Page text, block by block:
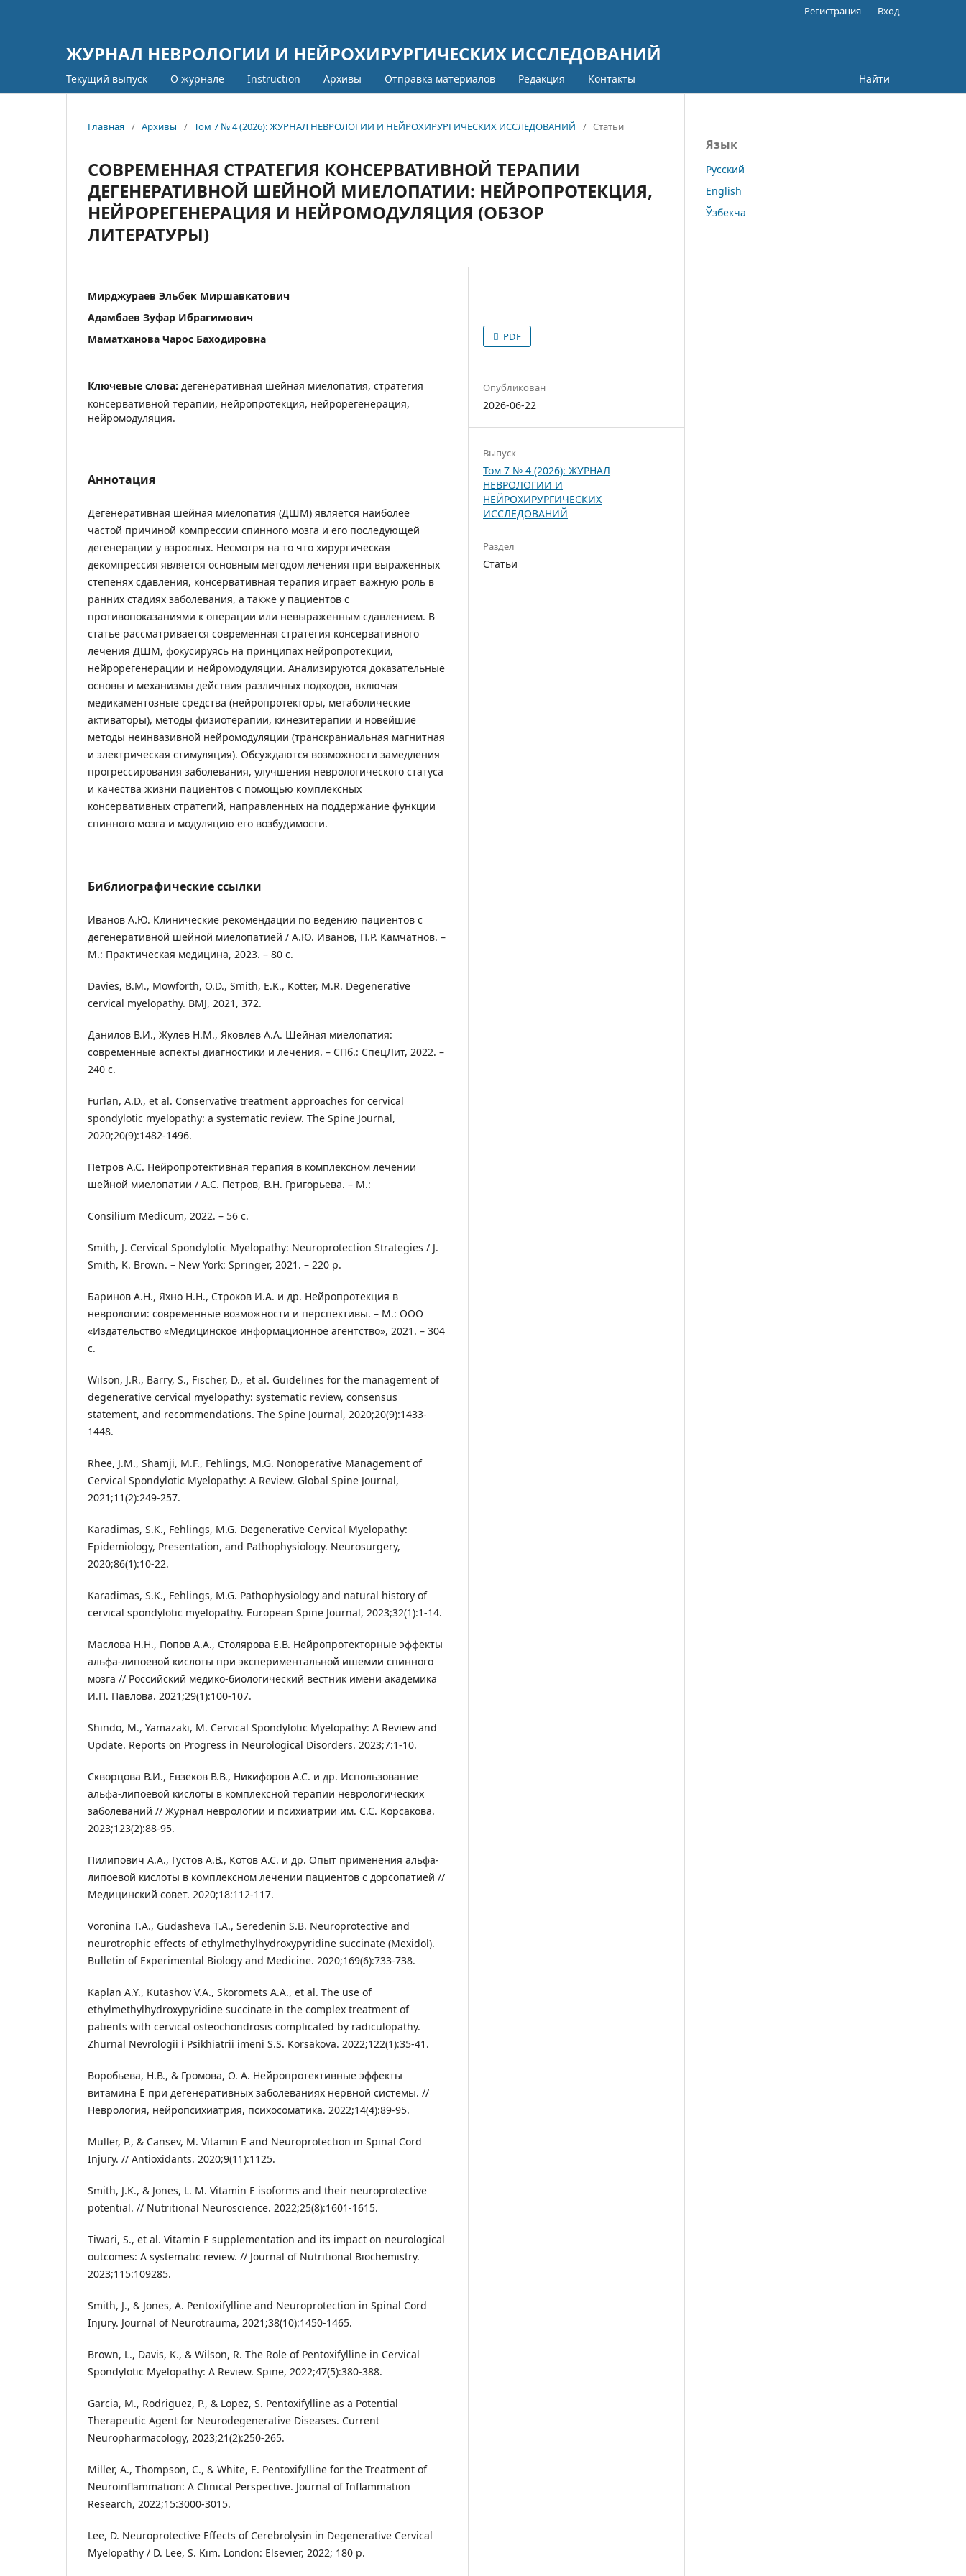
ЖУРНАЛ НЕВРОЛОГИИ И НЕЙРОХИРУРГИЧЕСКИХ ИССЛЕДОВАНИЙ
Текущий выпуск О журнале Instruction Архивы Отправка материалов Редакция Контакты Найти
Регистрация Вход
Главная / Архивы / Том 7 № 4 (2026): ЖУРНАЛ НЕВРОЛОГИИ И НЕЙРОХИРУРГИЧЕСКИХ ИССЛЕДОВАНИЙ / Статьи
СОВРЕМЕННАЯ СТРАТЕГИЯ КОНСЕРВАТИВНОЙ ТЕРАПИИ
ДЕГЕНЕРАТИВНОЙ ШЕЙНОЙ МИЕЛОПАТИИ: НЕЙРОПРОТЕКЦИЯ,
НЕЙРОРЕГЕНЕРАЦИЯ И НЕЙРОМОДУЛЯЦИЯ (ОБЗОР
ЛИТЕРАТУРЫ)
Мирджураев Эльбек Миршавкатович
Адамбаев Зуфар Ибрагимович
Маматханова Чарос Баходировна
Ключевые слова: дегенеративная шейная миелопатия, стратегия
консервативной терапии, нейропротекция, нейрорегенерация,
нейромодуляция.
Аннотация
Дегенеративная шейная миелопатия (ДШМ) является наиболее
частой причиной компрессии спинного мозга и его последующей
дегенерации у взрослых. Несмотря на то что хирургическая
декомпрессия является основным методом лечения при выраженных
степенях сдавления, консервативная терапия играет важную роль в
ранних стадиях заболевания, а также у пациентов с
противопоказаниями к операции или невыраженным сдавлением. В
статье рассматривается современная стратегия консервативного
лечения ДШМ, фокусируясь на принципах нейропротекции,
нейрорегенерации и нейромодуляции. Анализируются доказательные
основы и механизмы действия различных подходов, включая
медикаментозные средства (нейропротекторы, метаболические
активаторы), методы физиотерапии, кинезитерапии и новейшие
методы неинвазивной нейромодуляции (транскраниальная магнитная
и электрическая стимуляция). Обсуждаются возможности замедления
прогрессирования заболевания, улучшения неврологического статуса
и качества жизни пациентов с помощью комплексных
консервативных стратегий, направленных на поддержание функции
спинного мозга и модуляцию его возбудимости.
Библиографические ссылки
Иванов А.Ю. Клинические рекомендации по ведению пациентов с
дегенеративной шейной миелопатией / А.Ю. Иванов, П.Р. Камчатнов. –
М.: Практическая медицина, 2023. – 80 с.
Davies, B.M., Mowforth, O.D., Smith, E.K., Kotter, M.R. Degenerative
cervical myelopathy. BMJ, 2021, 372.
Данилов В.И., Жулев Н.М., Яковлев А.А. Шейная миелопатия:
современные аспекты диагностики и лечения. – СПб.: СпецЛит, 2022. –
240 с.
Furlan, A.D., et al. Conservative treatment approaches for cervical
spondylotic myelopathy: a systematic review. The Spine Journal,
2020;20(9):1482-1496.
Петров А.С. Нейропротективная терапия в комплексном лечении
шейной миелопатии / А.С. Петров, В.Н. Григорьева. – М.:
Consilium Medicum, 2022. – 56 с.
Smith, J. Cervical Spondylotic Myelopathy: Neuroprotection Strategies / J.
Smith, K. Brown. – New York: Springer, 2021. – 220 p.
Баринов А.Н., Яхно Н.Н., Строков И.А. и др. Нейропротекция в
неврологии: современные возможности и перспективы. – М.: ООО
«Издательство «Медицинское информационное агентство», 2021. – 304
с.
Wilson, J.R., Barry, S., Fischer, D., et al. Guidelines for the management of
degenerative cervical myelopathy: systematic review, consensus
statement, and recommendations. The Spine Journal, 2020;20(9):1433-
1448.
Rhee, J.M., Shamji, M.F., Fehlings, M.G. Nonoperative Management of
Cervical Spondylotic Myelopathy: A Review. Global Spine Journal,
2021;11(2):249-257.
Karadimas, S.K., Fehlings, M.G. Degenerative Cervical Myelopathy:
Epidemiology, Presentation, and Pathophysiology. Neurosurgery,
2020;86(1):10-22.
Karadimas, S.K., Fehlings, M.G. Pathophysiology and natural history of
cervical spondylotic myelopathy. European Spine Journal, 2023;32(1):1-14.
Маслова Н.Н., Попов А.А., Столярова Е.В. Нейропротекторные эффекты
альфа-липоевой кислоты при экспериментальной ишемии спинного
мозга // Российский медико-биологический вестник имени академика
И.П. Павлова. 2021;29(1):100-107.
Shindo, M., Yamazaki, M. Cervical Spondylotic Myelopathy: A Review and
Update. Reports on Progress in Neurological Disorders. 2023;7:1-10.
Скворцова В.И., Евзеков В.В., Никифоров А.С. и др. Использование
альфа-липоевой кислоты в комплексной терапии неврологических
заболеваний // Журнал неврологии и психиатрии им. С.С. Корсакова.
2023;123(2):88-95.
Пилипович А.А., Густов А.В., Котов А.С. и др. Опыт применения альфа-
липоевой кислоты в комплексном лечении пациентов с дорсопатией //
Медицинский совет. 2020;18:112-117.
Voronina T.A., Gudasheva T.A., Seredenin S.B. Neuroprotective and
neurotrophic effects of ethylmethylhydroxypyridine succinate (Mexidol).
Bulletin of Experimental Biology and Medicine. 2020;169(6):733-738.
Kaplan A.Y., Kutashov V.A., Skoromets A.A., et al. The use of
ethylmethylhydroxypyridine succinate in the complex treatment of
patients with cervical osteochondrosis complicated by radiculopathy.
Zhurnal Nevrologii i Psikhiatrii imeni S.S. Korsakova. 2022;122(1):35-41.
Воробьева, Н.В., & Громова, О. А. Нейропротективные эффекты
витамина Е при дегенеративных заболеваниях нервной системы. //
Неврология, нейропсихиатрия, психосоматика. 2022;14(4):89-95.
Muller, P., & Cansev, M. Vitamin E and Neuroprotection in Spinal Cord
Injury. // Antioxidants. 2020;9(11):1125.
Smith, J.K., & Jones, L. M. Vitamin E isoforms and their neuroprotective
potential. // Nutritional Neuroscience. 2022;25(8):1601-1615.
Tiwari, S., et al. Vitamin E supplementation and its impact on neurological
outcomes: A systematic review. // Journal of Nutritional Biochemistry.
2023;115:109285.
Smith, J., & Jones, A. Pentoxifylline and Neuroprotection in Spinal Cord
Injury. Journal of Neurotrauma, 2021;38(10):1450-1465.
Brown, L., Davis, K., & Wilson, R. The Role of Pentoxifylline in Cervical
Spondylotic Myelopathy: A Review. Spine, 2022;47(5):380-388.
Garcia, M., Rodriguez, P., & Lopez, S. Pentoxifylline as a Potential
Therapeutic Agent for Neurodegenerative Diseases. Current
Neuropharmacology, 2023;21(2):250-265.
Miller, A., Thompson, C., & White, E. Pentoxifylline for the Treatment of
Neuroinflammation: A Clinical Perspective. Journal of Inflammation
Research, 2022;15:3000-3015.
Lee, D. Neuroprotective Effects of Cerebrolysin in Degenerative Cervical
Myelopathy / D. Lee, S. Kim. London: Elsevier, 2022; 180 p.
PDF
Опубликован
2026-06-22
Выпуск
Том 7 № 4 (2026): ЖУРНАЛ
НЕВРОЛОГИИ И
НЕЙРОХИРУРГИЧЕСКИХ
ИССЛЕДОВАНИЙ
Раздел
Статьи
Язык
Русский
English
Ўзбекча